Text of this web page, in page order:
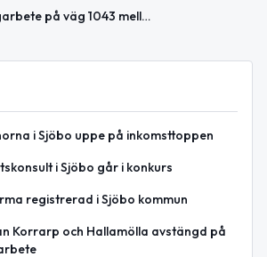
Vägarbete på väg 1043 mellan Södra Åsum och Tolånga avslutat
i Sjöbo uppe på inkomsttoppen
i Sjöbo går i konkurs
registrerad i Sjöbo kommun
Korrarp och Hallamölla avstängd på